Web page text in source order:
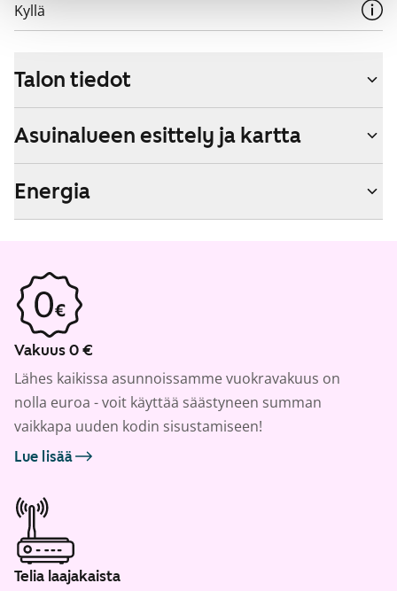
Kyllä
Talon tiedot
Asuinalueen esittely ja kartta
Energia
Vakuus 0 €
Lähes kaikissa asunnoissamme vuokravakuus on
nolla euroa - voit käyttää säästyneen summan
vaikkapa uuden kodin sisustamiseen!
Lue lisää
Telia laajakaista